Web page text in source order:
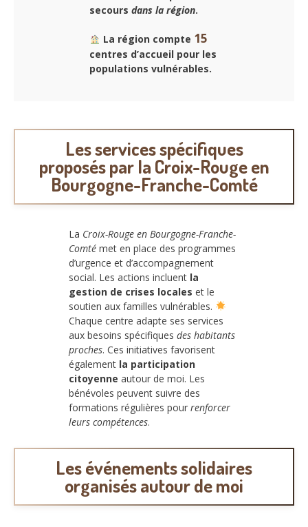
secours dans la région.
La région compte 15
centres d’accueil pour les
populations vulnérables.
Les services spécifiques
proposés par la Croix-Rouge en
Bourgogne-Franche-Comté
La Croix-Rouge en Bourgogne-Franche-
Comté met en place des programmes
d’urgence et d’accompagnement
social. Les actions incluent la
gestion de crises locales et le
soutien aux familles vulnérables.
Chaque centre adapte ses services
aux besoins spécifiques des habitants
proches. Ces initiatives favorisent
également la participation
citoyenne autour de moi. Les
bénévoles peuvent suivre des
formations régulières pour renforcer
leurs compétences.
Les événements solidaires
organisés autour de moi